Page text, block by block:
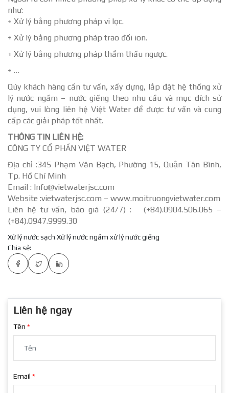
như:
+ Xử lý bằng phương pháp vi lọc.
+ Xử lý bằng phương pháp trao đổi ion.
+ Xử lý bằng phương pháp thẩm thấu ngược.
+ …
Qúy khách hàng cần tư vấn, xấy dựng, lắp đặt hệ thống xử
lý nước ngầm – nước giếng theo nhu cầu và mục đích sử
dụng, vui lòng liên hệ Việt Water để được tư vấn và cung
cấp các giải pháp tốt nhất.
THÔNG TIN LIÊN HỆ:
CÔNG TY CỔ PHẦN VIỆT WATER
Địa chỉ :345 Phạm Văn Bạch, Phường 15, Quận Tân Bình,
Tp. Hồ Chí Minh
Email : Info@vietwaterjsc.com
Website :vietwaterjsc.com – www.moitruongvietwater.com
Liên hệ tư vấn, báo giá (24/7) : (+84).0904.506.065 –
(+84).0947.9999.30
Xử lý nước sạch Xử lý nước ngầm xử lý nước giếng
Chia sẻ:
Liên hệ ngay
Tên
Email